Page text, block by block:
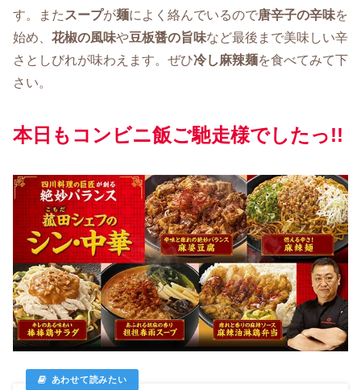
す。また スープが麺によく絡んでいるので唐辛子の辛味を
始め、 花椒の風味や豆板醤の旨味など最後まで美味しい辛
さとしびれが味わえます。ぜひ冷し麻辣麺を食べてみて下
さい。
本日もコンビニ飯ご馳走様でしたっ!!